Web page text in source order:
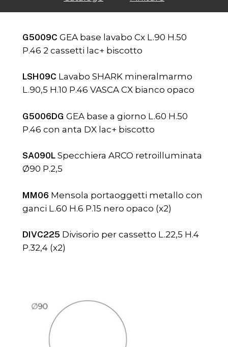
G5009C GEA base lavabo Cx L.90 H.50
P.46 2 cassetti lac+ biscotto
LSH09C Lavabo SHARK mineralmarmo
L.90,5 H.10 P.46 VASCA CX bianco opaco
G5006DG GEA base a giorno L.60 H.50
P.46 con anta DX lac+ biscotto
SA090L Specchiera ARCO retroilluminata
Ø90 P.2,5
MM06 Mensola portaoggetti metallo con
ganci L.60 H.6 P.15 nero opaco (x2)
DIVC225 Divisorio per cassetto L.22,5 H.4
P.32,4 (x2)